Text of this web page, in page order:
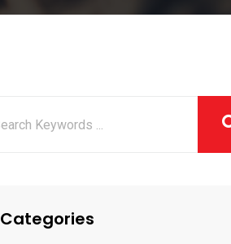
Categories